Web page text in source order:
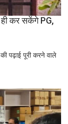
ही कर सकेंगे PG,
पढ़ाई पूरी करने वाले